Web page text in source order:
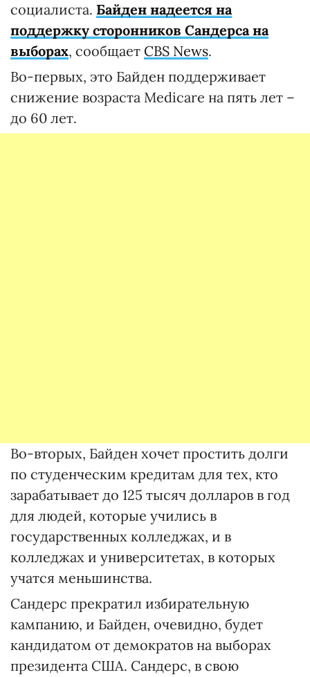
социалиста. Байден надеется на
поддержку сторонников Сандерса на
выборах, сообщает CBS News.
Во-первых, это Байден поддерживает
снижение возраста Medicare на пять лет –
до 60 лет.
Во-вторых, Байден хочет простить долги
по студенческим кредитам для тех, кто
зарабатывает до 125 тысяч долларов в год
для людей, которые учились в
государственных колледжах, и в
колледжах и университетах, в которых
учатся меньшинства.
Сандерс прекратил избирательную
кампанию, и Байден, очевидно, будет
кандидатом от демократов на выборах
президента США. Сандерс, в свою